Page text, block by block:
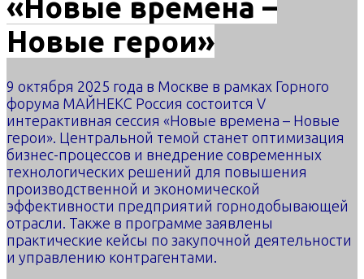
Новые герои»
9 октября 2025 года в Москве в рамках Горного
форума МАЙНЕКС Россия состоится V
интерактивная сессия «Новые времена – Новые
герои». Центральной темой станет оптимизация
бизнес-процессов и внедрение современных
технологических решений для повышения
производственной и экономической
эффективности предприятий горнодобывающей
отрасли. Также в программе заявлены
практические кейсы по закупочной деятельности
и управлению контрагентами.